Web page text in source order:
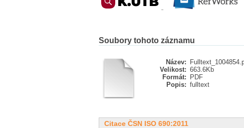
Soubory tohoto záznamu
Název:
Velikost: 663.6Kb
Formát:
PDF
Popis: fulltext
Citace ČSN ISO 690:2011